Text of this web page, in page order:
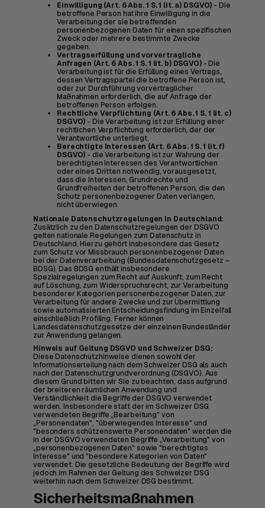
Einwilligung (Art. 6 Abs. 1 S. 1 lit. a) DSGVO) - Die
betroffene Person hat ihre Einwilligung in die
Verarbeitung der sie betreffenden
personenbezogenen Daten für einen spezifischen
Zweck oder mehrere bestimmte Zwecke
gegeben.
Vertragserfüllung und vorvertragliche
Anfragen (Art. 6 Abs. 1 S. 1 lit. b) DSGVO)- Die
Verarbeitung ist für die Erfüllung eines Vertrags,
dessen Vertragspartei die betroffene Person ist,
oder zur Durchführung vorvertraglicher
Maßnahmen erforderlich, die auf Anfrage der
betroffenen Person erfolgen.
Rechtliche Verpflichtung (Art. 6 Abs. 1 S. 1 lit. c)
DSGVO) - Die Verarbeitung ist zur Erfüllung einer
rechtlichen Verpflichtung erforderlich, der der
Verantwortliche unterliegt.
Berechtigte Interessen (Art. 6 Abs. 1 S. 1 lit. f)
DSGVO) - die Verarbeitung ist zur Wahrung der
berechtigten Interessen des Verantwortlichen
oder eines Dritten notwendig, vorausgesetzt,
dass die Interessen, Grundrechte und
Grundfreiheiten der betroffenen Person, die den
Schutz personenbezogener Daten verlangen,
nicht überwiegen.
Nationale Datenschutzregelungen in Deutschland:
Zusätzlich zu den Datenschutzregelungen der DSGVO
gelten nationale Regelungen zum Datenschutz in
Deutschland. Hierzu gehört insbesondere das Gesetz
zum Schutz vor Missbrauch personenbezogener Daten
bei der Datenverarbeitung (Bundesdatenschutzgesetz –
BDSG). Das BDSG enthält insbesondere
Spezialregelungen zum Recht auf Auskunft, zum Recht
auf Löschung, zum Widerspruchsrecht, zur Verarbeitung
besonderer Kategorien personenbezogener Daten, zur
Verarbeitung für andere Zwecke und zur Übermittlung
sowie automatisierten Entscheidungsfindung im Einzelfall
einschließlich Profiling. Ferner können
Landesdatenschutzgesetze der einzelnen Bundesländer
zur Anwendung gelangen.
Hinweis auf Geltung DSGVO und Schweizer DSG:
Diese Datenschutzhinweise dienen sowohl der
Informationserteilung nach dem Schweizer DSG als auch
nach der Datenschutzgrundverordnung (DSGVO). Aus
diesem Grund bitten wir Sie zu beachten, dass aufgrund
der breiteren räumlichen Anwendung und
Verständlichkeit die Begriffe der DSGVO verwendet
werden. Insbesondere statt der im Schweizer DSG
verwendeten Begriffe „Bearbeitung" von
„Personendaten", "überwiegendes Interesse" und
"besonders schützenswerte Personendaten" werden die
in der DSGVO verwendeten Begriffe „Verarbeitung" von
„personenbezogenen Daten" sowie "berechtigtes
Interesse" und "besondere Kategorien von Daten"
verwendet. Die gesetzliche Bedeutung der Begriffe wird
jedoch im Rahmen der Geltung des Schweizer DSG
weiterhin nach dem Schweizer DSG bestimmt.
Sicherheitsmaßnahmen